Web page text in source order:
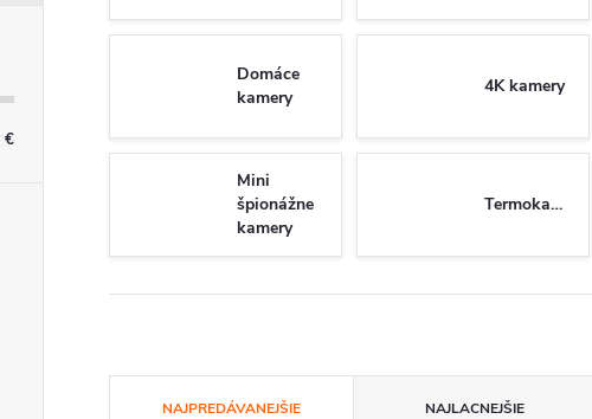
€
Domáce
kamery
4K kamery
Mini
špionážne
kamery
Termokamery
NAJPREDÁVANEJŠIE NAJLACNEJŠIE